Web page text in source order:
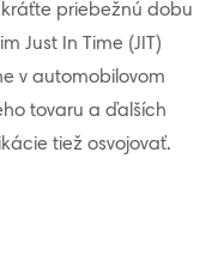
priebežnú dobu
Just In Time (JIT)
v automobilovom
tovaru a ďalších
tiež osvojovať.